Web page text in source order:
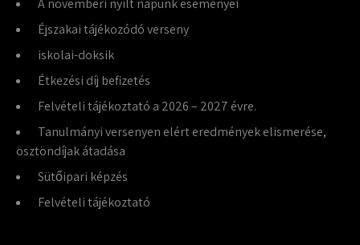
A novemberi nyílt napunk eseményei
Éjszakai tájékozódó verseny
iskolai-doksik
Étkezési díj befizetés
Felvételi tájékoztató a 2026 – 2027 évre.
Tanulmányi versenyen elért eredmények elismerése,
ösztöndíjak átadása
Sütőipari képzés
Felvételi tájékoztató